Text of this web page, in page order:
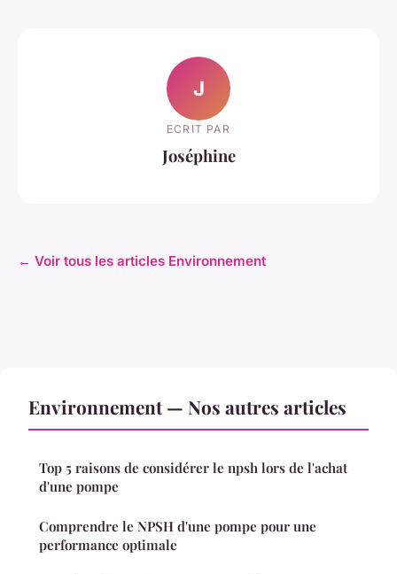
J
ECRIT PAR
Joséphine
← Voir tous les articles Environnement
Environnement — Nos autres articles
Top 5 raisons de considérer le npsh lors de l'achat
d'une pompe
Comprendre le NPSH d'une pompe pour une
performance optimale